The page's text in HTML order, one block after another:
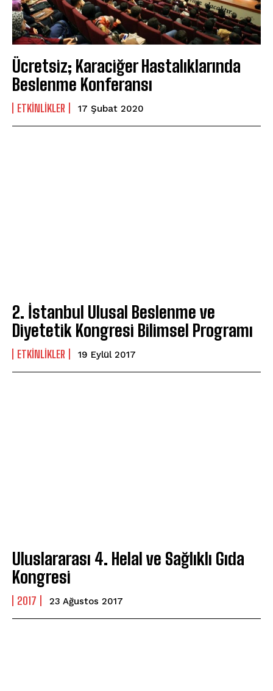
Ücretsiz; Karaciğer Hastalıklarında
Beslenme Konferansı
ETKINLIKLER 17 Şubat 2020
2. İstanbul Ulusal Beslenme ve
Diyetetik Kongresi Bilimsel Programı
ETKINLIKLER 19 Eylül 2017
Uluslararası 4. Helal ve Sağlıklı Gıda
Kongresi
2017 23 Ağustos 2017